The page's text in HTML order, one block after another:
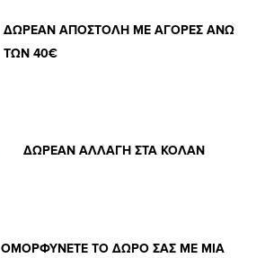
ΔΩΡΕΑΝ ΑΠΟΣΤΟΛΗ ΜΕ ΑΓΟΡΕΣ ΑΝΩ
ΤΩΝ 40€
ΔΩΡΕΑΝ ΑΛΛΑΓΗ ΣΤΑ ΚΟΛΑΝ
ΟΜΟΡΦΥΝΕΤΕ ΤΟ ΔΩΡΟ ΣΑΣ ΜΕ ΜΙΑ